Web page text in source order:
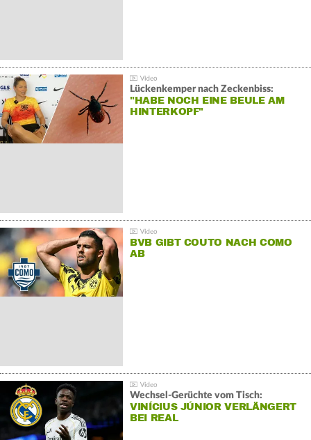
Lückenkemper nach Zeckenbiss:
"HABE NOCH EINE BEULE AM
HINTERKOPF"
BVB GIBT COUTO NACH COMO
AB
Wechsel-Gerüchte vom Tisch:
VINÍCIUS JÚNIOR VERLÄNGERT
BEI REAL